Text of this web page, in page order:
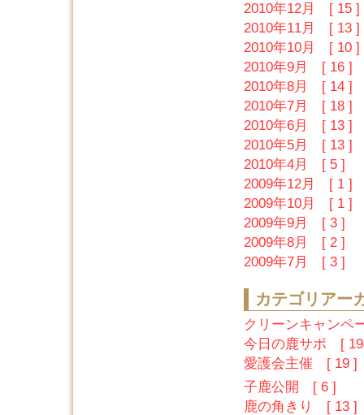
2010年12月 [ 15 ]
2010年11月 [ 13 ]
2010年10月 [ 10 ]
2010年9月 [ 16 ]
2010年8月 [ 14 ]
2010年7月 [ 18 ]
2010年6月 [ 13 ]
2010年5月 [ 13 ]
2010年4月 [ 5 ]
2009年12月 [ 1 ]
2009年10月 [ 1 ]
2009年9月 [ 3 ]
2009年8月 [ 2 ]
2009年7月 [ 3 ]
カテゴリアー
クリーンキャン
今日の鹿サポ [
愛護会主催 [ 19 ]
子鹿公開 [ 6 ]
鹿の角きり [ 13 ]